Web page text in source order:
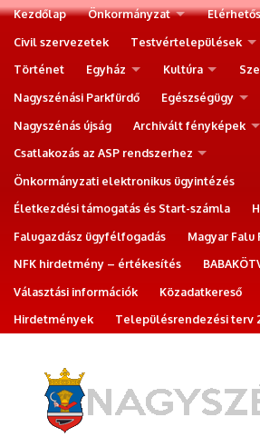
Kezdőlap Önkormányzat
Civil szervezetek
Testvértelepülések
Történet
Egyház Kultúra
Nagyszénási Parkfürdő
Egészségügy
Nagyszénás újság
Archivált fényképek
Csatlakozás az ASP rendszerhez
Önkormányzati elektronikus ügyintézés
Életkezdési támogatás és Start-számla
Falugazdász ügyfélfogadás
Magyar Falu
NFK hirdetmény – értékesítés
Választási információk
Közadatkereső
Hirdetmények
Településrendezési terv